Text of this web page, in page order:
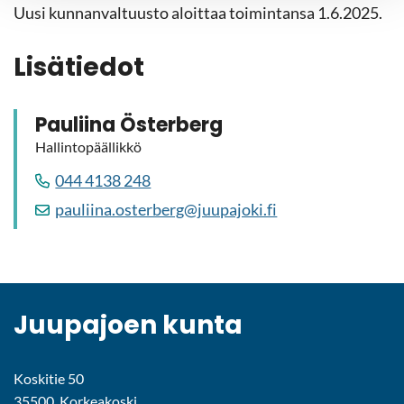
Uusi kun­nan­val­tuus­to aloit­taa toi­min­tan­sa 1.6.2025.
Li­sä­tie­dot
Pau­lii­na Ös­ter­berg
Hal­lin­to­pääl­lik­kö
044 4138 248
pau­lii­na.os­ter­berg@juu­pa­jo­ki.fi
Juu­pa­joen kunta
Koskitie 50